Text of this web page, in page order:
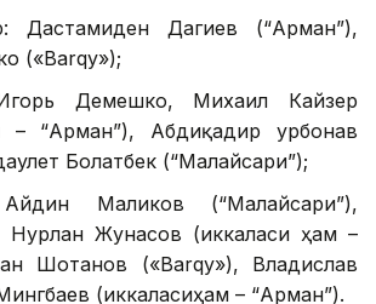
Дастамиден Дагиев (“Арман”),
(«Barqy»);
Демешко, Михаил Кайзер
– “Арман”), Абдиқадир Қурбонав
Болатбек (“Малайсари”);
Маликов (“Малайсари”),
Нурлан Жунасов (иккаласи ҳам –
Шотанов («Barqy»), Владислав
(иккаласиҳам – “Арман”).